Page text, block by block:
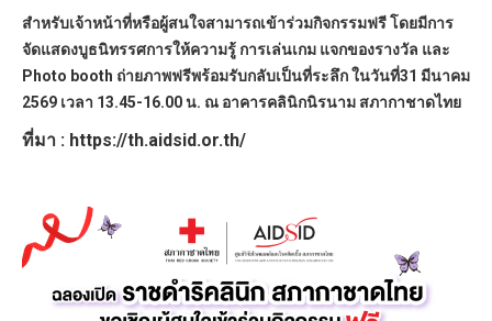
สำหรับเจ้าหน้าที่หรือผู้สนใจสามารถเข้าร่วมกิจกรรมฟรี โดยมีการ
จัดแสดงบูธนิทรรศการให้ความรู้ การเล่นเกม แจกของรางวัล และ
Photo booth ถ่ายภาพฟรีพร้อมรับกลับเป็นที่ระลึก ในวันที่31 มีนาคม
2569 เวลา 13.45-16.00 น. ณ อาคารคลินิกนิรนาม สภากาชาดไทย
ที่มา : https://th.aidsid.or.th/